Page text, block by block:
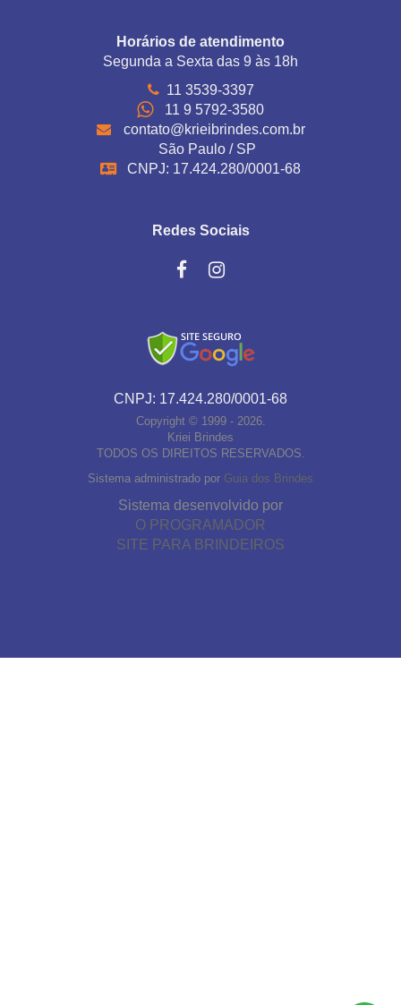
Horários de atendimento
Segunda a Sexta das 9 às 18h
11 3539-3397
11 9 5792-3580
contato@krieibrindes.com.br
São Paulo / SP
CNPJ: 17.424.280/0001-68
Redes Sociais
CNPJ: 17.424.280/0001-68
Copyright © 1999 - 2026.
Kriei Brindes
TODOS OS DIREITOS RESERVADOS.
Sistema administrado por Guia dos Brindes
Sistema desenvolvido por
O PROGRAMADOR
SITE PARA BRINDEIROS